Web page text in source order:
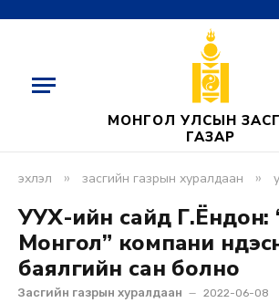
МОНГОЛ УЛСЫН
ГАЗАР
эхлэл » засгийн газрын хуралдаан »
УУХҮ-ийн сайд Г.Ёндон:
Монгол” компани
баялгийн сан болно
Засгийн газрын хуралдаан 2022-06-08